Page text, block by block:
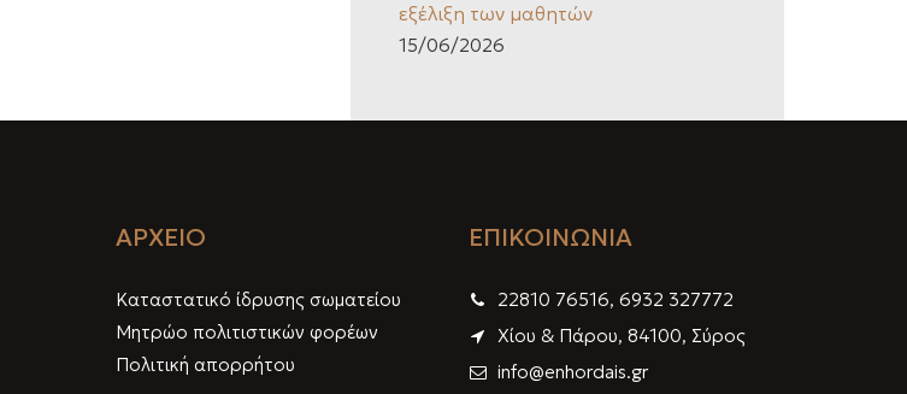
εξέλιξη των μαθητών
15/06/2026
ΑΡΧΕΙΟ
Καταστατικό ίδρυσης σωματείου
Μητρώο πολιτιστικών φορέων
Πολιτική απορρήτου
ΕΠΙΚΟΙΝΩΝΙΑ
22810 76516, 6932 327772
Χίου & Πάρου, 84100, Σύρος
info@enhordais.gr